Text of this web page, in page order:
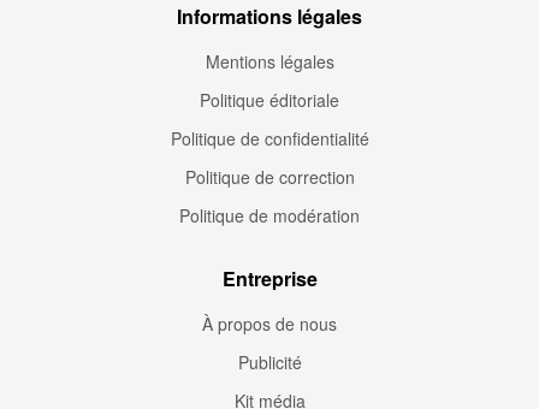
Informations légales
Mentions légales
Politique éditoriale
Politique de confidentialité
Politique de correction
Politique de modération
Entreprise
À propos de nous
Publicité
Kit média